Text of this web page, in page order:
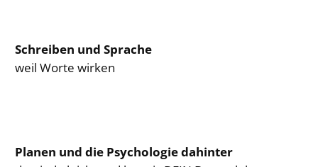
Schreiben und Sprache
weil Worte wirken
Planen und die Psychologie dahinter